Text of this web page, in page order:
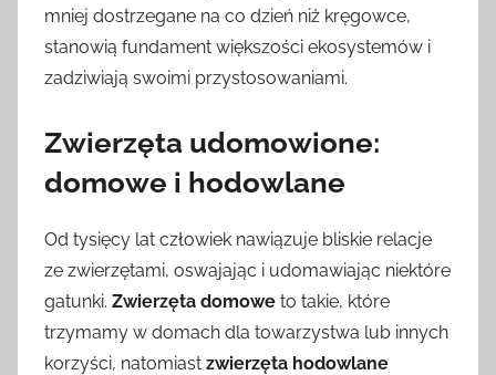
mniej dostrzegane na co dzień niż kręgowce,
stanowią fundament większości ekosystemów i
zadziwiają swoimi przystosowaniami.
Zwierzęta udomowione:
domowe i hodowlane
Od tysięcy lat człowiek nawiązuje bliskie relacje
ze zwierzętami, oswajając i udomawiając niektóre
gatunki. Zwierzęta domowe to takie, które
trzymamy w domach dla towarzystwa lub innych
korzyści, natomiast zwierzęta hodowlane